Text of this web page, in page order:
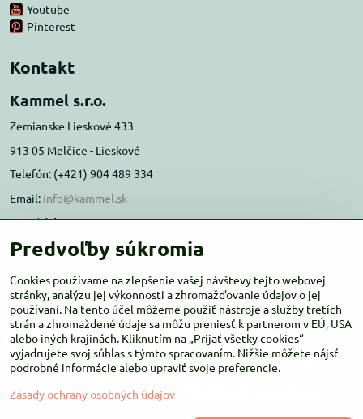
Youtube
Pinterest
Kontakt
Kammel s.r.o.
Zemianske Lieskové 433
913 05 Melčice - Lieskové
Telefón: (+421) 904 489 334
Email: info@kammel.sk
Prevádzka:
Administratívna budova PD Melčice
Otváracie hodiny:PO-ŠT 8:00 - 16:00
PIA-NE Zatvorené
Predvoľby súkromia
Cookies používame na zlepšenie vašej návštevy tejto webovej
stránky, analýzu jej výkonnosti a zhromažďovanie údajov o jej
používaní. Na tento účel môžeme použiť nástroje a služby tretích
strán a zhromaždené údaje sa môžu preniesť k partnerom v EÚ, USA
alebo iných krajinách. Kliknutím na „Prijať všetky cookies“
vyjadrujete svoj súhlas s týmto spracovaním. Nižšie môžete nájsť
podrobné informácie alebo upraviť svoje preferencie.
Zásady ochrany osobných údajov